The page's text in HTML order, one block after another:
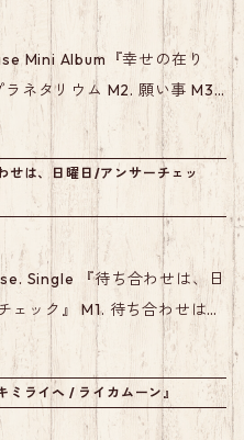
Mini Album『幸せの在り
M4. ユメミゴコチ M5. タイム
は、日曜日/アンサーチェッ
Single 『待ち合わせは、日
待ち合わせは、
サーチェック
ライヘ / ライカムーン』